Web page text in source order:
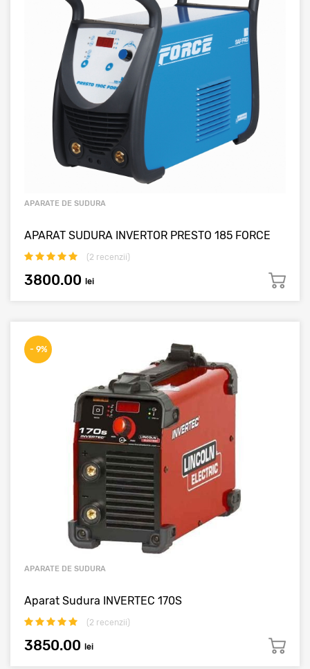
APARATE DE SUDURA
APARAT SUDURA INVERTOR PRESTO 185 FORCE
(2 recenzii)
3800.00 lei
- 9%
APARATE DE SUDURA
Aparat Sudura INVERTEC 170S
(2 recenzii)
3850.00 lei